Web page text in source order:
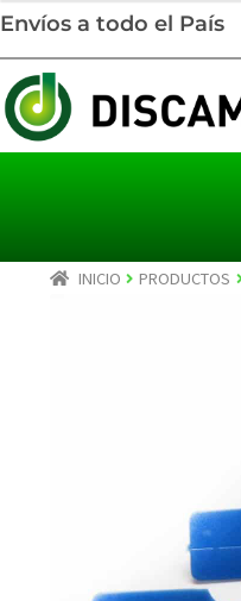
Envíos a todo el País
INICIO PRODUCTOS